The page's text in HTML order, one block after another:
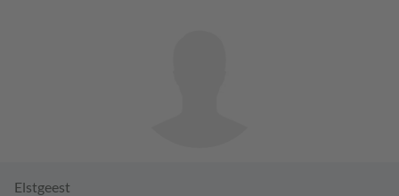
Elstgeest